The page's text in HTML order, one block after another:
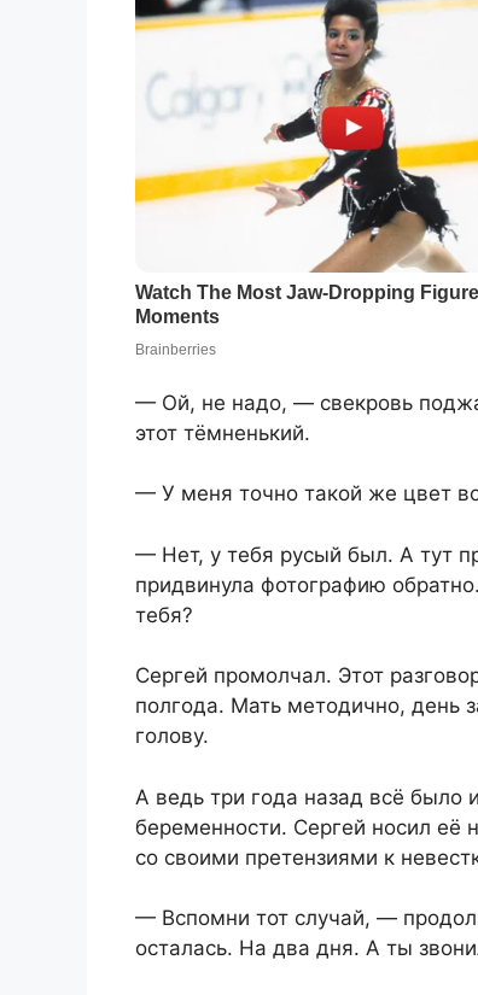
— Ой, не надо, — свекровь
этот тёмненький.
— У меня точно такой же цвет
— Нет, у тебя русый был. А тут
придвинула фотографию
тебя?
Сергей промолчал. Этот
полгода. Мать методично, день
голову.
А ведь три года назад всё было
беременности. Сергей носил её
со своими претензиями к
— Вспомни тот случай, —
осталась. На два дня. А ты